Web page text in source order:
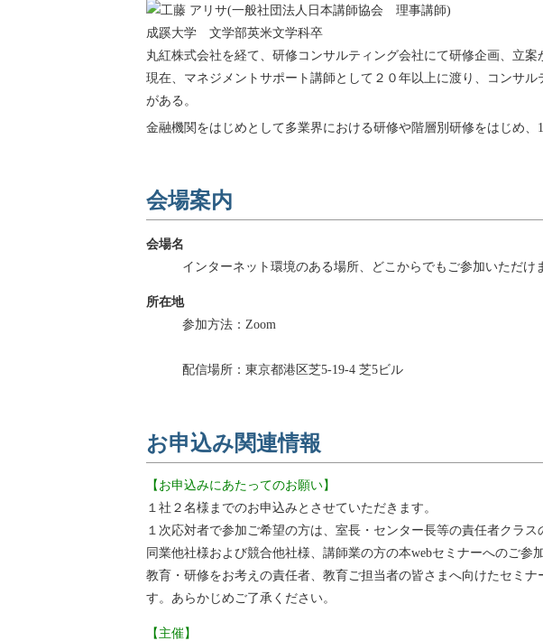
成蹊大学 文学部英米文学科卒
丸紅株式会社を経て、研修コンサルティング会社にて研修企画、立
現在、マネジメントサポート講師として２０年以上に渡り、コンサ
がある。
金融機関をはじめとして多業界における研修や階層別研修をはじめ、
会場案内
会場名
インターネット環境のある場所、どこからでもご参加いただけ
所在地
参加方法：Zoom
配信場所：東京都港区芝5-19-4 芝5ビル
お申込み関連情報
【お申込みにあたってのお願い】
１社２名様までのお申込みとさせていただきます。
１次応対者で参加ご希望の方は、室長・センター長等の責任者クラ
同業他社様および競合他社様、講師業の方の本webセミナーへのご参
教育・研修をお考えの責任者、教育ご担当者の皆さまへ向けたセミ
す。あらかじめご了承ください。
【主催】